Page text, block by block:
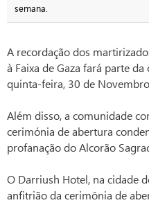
semana.
A recordação dos
à Faixa de Gaza fará parte
quinta-feira, 30 de
Além disso, a comunidade
cerimónia de abertura
profanação do Alcorão
O Darriush Hotel, na cidade
anfitrião da cerimônia de